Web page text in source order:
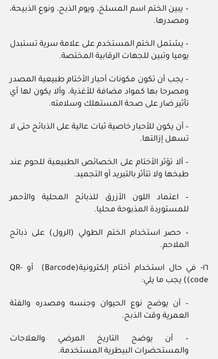
– يبين الختم اسم المسلخ، ويوم الذبح، ونوع الذبيحة،
ومصدرها.
– يشتمل الختم المستخدم على علامة سرية تستبدل
يوميا وتبين للجهات الرقابية المختصة.
– يجب أن تكون مكونات أحبار الأختام طبيعية المصدر
ومصرحا بها كمواد مضافة للأغذية، وألا يكون لها أي
تأثير ضار على صحة المستهلك وسلامته.
– أن يكون للأحبار خاصية ثبات عالية على الذبائح حتى لا
تسهل إزالتها.
– ألا تؤثر الأختام على الخصائص الطبيعية للحوم عند
طبخها ولا تتأثر بالتبريد أو التجميد.
– اعتماد اللون الأزرق للذبائح المحلية والأحمر
للمستوردة المذبوحة محليا.
– حصر استخدام الختم الطولي (الرول) على ذبائح
الملاحم.
١٦- في حال استخدام أختام إلكترونية(Barcode) أو QR-
code)) يجب ما يلي:
– أن يوضح نوع الحيوان وجنسه ومصدره والفئة
العمرية وقت الذبح.
– أن يوضح التاريخ المرضي والعلاجات
والمستحضرات البيطرية المستخدمة.